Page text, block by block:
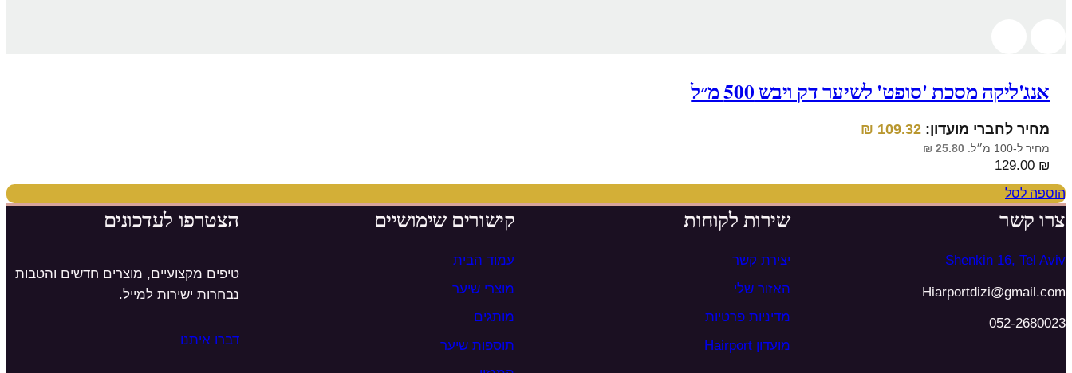
הוספה לסל
אנג'ליקה מסכת 'סופט' לשיער דק ויבש 500 מ״ל
מחיר לחברי מועדון: 109.32
₪
מחיר ל-100 מ״ל: 25.80
₪
129.00 ₪
צרו קשר
Shenkin 16, Tel Aviv
Hiarportdizi@gmail.com
052-2680023
שירות לקוחות
יצירת קשר
האזור שלי
מדיניות פרטיות
מועדון Hairport
קישורים שימושיים
עמוד הבית
מוצרי שיער
מותגים
תוספות שיער
הצטרפו לעדכונים
טיפים מקצועיים, מוצרים חדשים והטבות
נבחרות ישירות למייל.
דברו איתנו